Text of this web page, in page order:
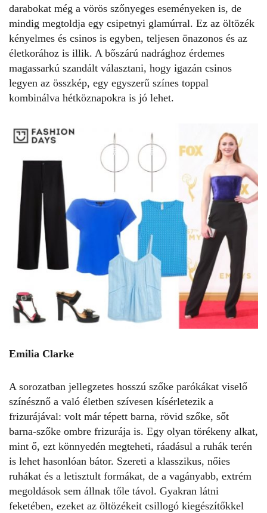
darabokat még a vörös szőnyeges eseményeken is, de
mindig megtoldja egy csipetnyi glamúrral. Ez az öltözék
kényelmes és csinos is egyben, teljesen önazonos és az
életkorához is illik. A bőszárú nadrághoz érdemes
magassarkú szandált választani, hogy igazán csinos
legyen az összkép, egy egyszerű színes toppal
kombinálva hétköznapokra is jó lehet.
Emilia Clarke
A sorozatban jellegzetes hosszú szőke parókákat viselő
színésznő a való életben szívesen kísérletezik a
frizurájával: volt már tépett barna, rövid szőke, sőt
barna-szőke ombre frizurája is. Egy olyan törékeny alkat,
mint ő, ezt könnyedén megteheti, ráadásul a ruhák terén
is lehet hasonlóan bátor. Szereti a klasszikus, nőies
ruhákat és a letisztult formákat, de a vagányabb, extrém
megoldások sem állnak tőle távol. Gyakran látni
feketében, ezeket az öltözékeit csillogó kiegészítőkkel